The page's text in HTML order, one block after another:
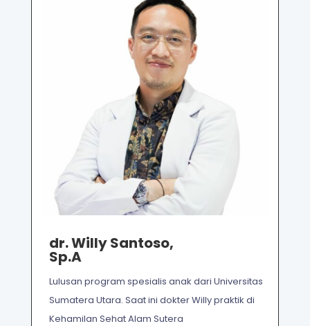
dr. Willy Santoso,
Sp.A
Lulusan program spesialis anak dari Universitas
Sumatera Utara. Saat ini dokter Willy praktik di
Kehamilan Sehat Alam Sutera